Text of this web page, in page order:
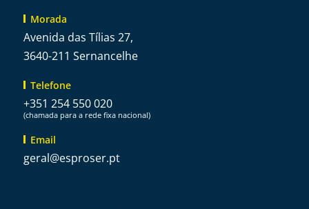
Morada
Avenida das Tílias 27,
3640-211 Sernancelhe
Telefone
+351 254 550 020
(chamada para a rede fixa nacional)
Email
tp.resorpse
@lareg